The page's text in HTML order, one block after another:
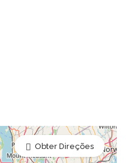
Obter Direções